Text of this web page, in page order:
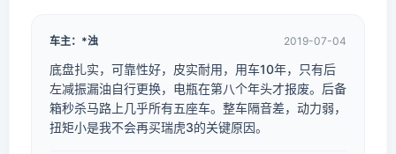
车主：*浊 2019-07-04
底盘扎实，可靠性好，皮实耐用，用车10年，只有后
左减振漏油自行更换，电瓶在第八个年头才报废。后备
箱秒杀马路上几乎所有五座车。整车隔音差，动力弱，
扭矩小是我不会再买瑞虎3的关键原因。